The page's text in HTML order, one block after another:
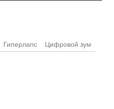
Гиперлапс Цифровой зум